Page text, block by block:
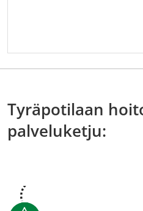
Tyräpotilaan
palveluketju: